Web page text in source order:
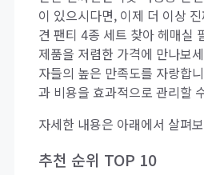
이 있으시다면, 이제 더 이상
견 팬티 4종 세트 찾아 헤매실
제품을 저렴한 가격에 만나보
자들의 높은 만족도를 자랑합
과 비용을 효과적으로 관리할
자세한 내용은 아래에서 살펴
추천 순위 TOP 10